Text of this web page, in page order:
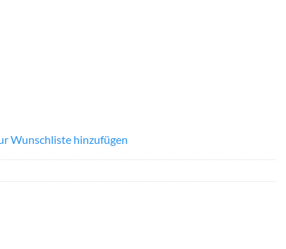
Wunschliste hinzufügen